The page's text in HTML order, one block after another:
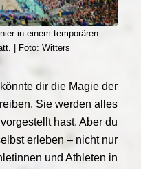
in einem temporären
| Foto: Witters
dir die Magie der
Sie werden alles
hast. Aber du
erleben – nicht nur
und Athleten in